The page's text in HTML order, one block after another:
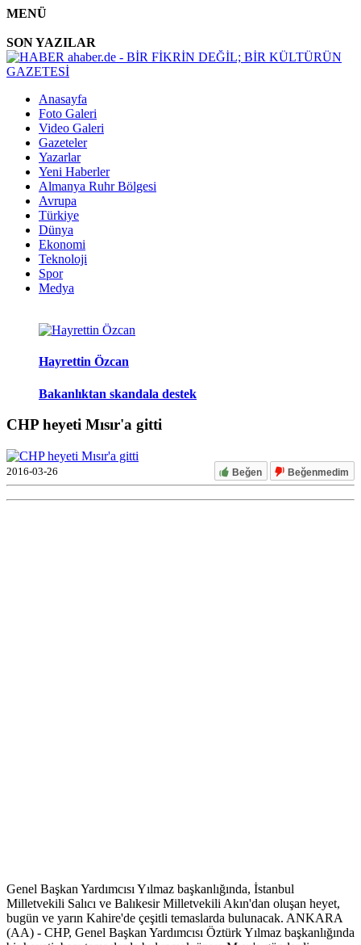
MENÜ
SON YAZILAR
Anasayfa
Foto Galeri
Video Galeri
Gazeteler
Yazarlar
Yeni Haberler
Almanya Ruhr Bölgesi
Avrupa
Türkiye
Dünya
Ekonomi
Teknoloji
Spor
Medya
Hayrettin Özcan
Bakanlıktan skandala destek
CHP heyeti Mısır'a gitti
2016-03-26 Beğen Beğenmedim
Genel Başkan Yardımcısı Yılmaz başkanlığında, İstanbul
Milletvekili Salıcı ve Balıkesir Milletvekili Akın'dan oluşan heyet,
bugün ve yarın Kahire'de çeşitli temaslarda bulunacak. ANKARA
(AA) - CHP, Genel Başkan Yardımcısı Öztürk Yılmaz başkanlığında